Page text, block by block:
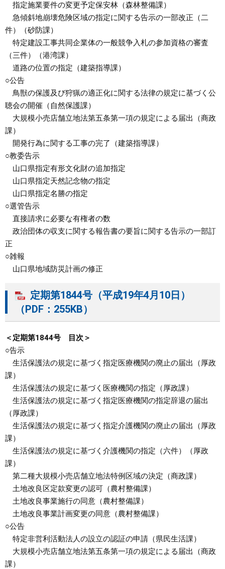
指定施業要件の変更予定保安林（森林整備課）
急傾斜地崩壊危険区域の指定に関する告示の一部改正（二
件）（砂防課）
特定建設工事共同企業体の一般競争入札の参加資格の審査
（三件）（港湾課）
道路の位置の指定（建築指導課）
○公告
鳥獣の保護及び狩猟の適正化に関する法律の規定に基づく公
聴会の開催（自然保護課）
大規模小売店舗立地法第五条第一項の規定による届出（商政
課）
開発行為に関する工事の完了（建築指導課）
○教委告示
山口県指定有形文化財の追加指定
山口県指定天然記念物の指定
山口県指定名勝の指定
○選管告示
直接請求に必要な有権者の数
政治団体の収支に関する報告書の要旨に関する告示の一部訂
正
○雑報
山口県地域防災計画の修正
定期第1844号（平成19年4月10日）
（PDF：255KB）
＜定期第1844号 目次＞
○告示
生活保護法の規定に基づく指定医療機関の廃止の届出（厚政
課）
生活保護法の規定に基づく医療機関の指定（厚政課）
生活保護法の規定に基づく指定医療機関の指定辞退の届出
（厚政課）
生活保護法の規定に基づく指定介護機関の廃止の届出（厚政
課）
生活保護法の規定に基づく介護機関の指定（六件）（厚政
課）
第二種大規模小売店舗立地法特例区域の決定（商政課）
土地改良区定款変更の認可（農村整備課）
土地改良事業施行の同意（農村整備課）
土地改良事業計画変更の同意（農村整備課）
○公告
特定非営利活動法人の設立の認証の申請（県民生活課）
大規模小売店舗立地法第五条第一項の規定による届出（商政
課）